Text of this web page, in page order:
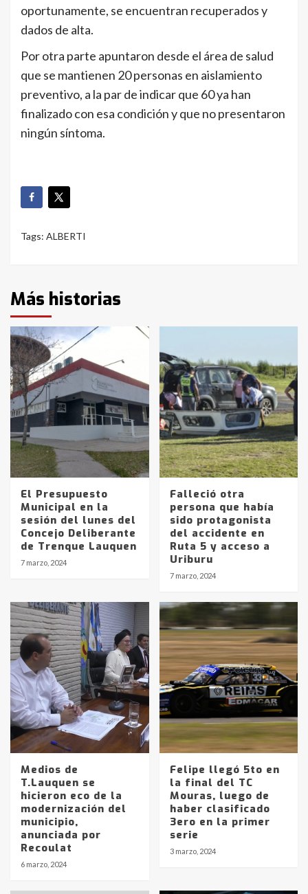
oportunamente, se encuentran recuperados y
dados de alta.
Por otra parte apuntaron desde el área de salud
que se mantienen 20 personas en aislamiento
preventivo, a la par de indicar que 60 ya han
finalizado con esa condición y que no presentaron
ningún síntoma.
Tags: ALBERTI
Más historias
El Presupuesto
Municipal en la
sesión del lunes del
Concejo Deliberante
de Trenque Lauquen
7 marzo, 2024
Falleció otra
persona que había
sido protagonista
del accidente en
Ruta 5 y acceso a
Uriburu
7 marzo, 2024
Medios de
T.Lauquen se
hicieron eco de la
modernización del
municipio,
anunciada por
Recoulat
6 marzo, 2024
Felipe llegó 5to en
la final del TC
Mouras, luego de
haber clasificado
3ero en la primer
serie
3 marzo, 2024
Identidad de los adolescentes